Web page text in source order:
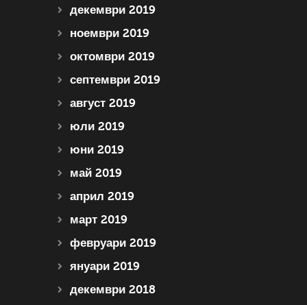
декември 2019
ноември 2019
октомври 2019
септември 2019
август 2019
юли 2019
юни 2019
май 2019
април 2019
март 2019
февруари 2019
януари 2019
декември 2018